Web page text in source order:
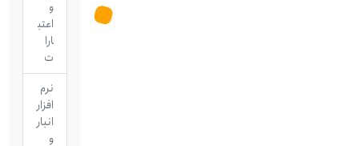
اعتب
ارا
ت
نرم
افزار
انبار